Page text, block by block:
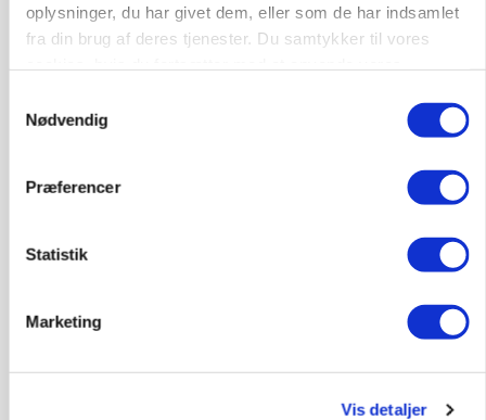
oplysninger, du har givet dem, eller som de har indsamlet
fra din brug af deres tjenester. Du samtykker til vores
Nødvendig
Præferencer
Statistik
Marketing
Vis detaljer
Annonce
Før såmaskinen kører: Her er efterårets største